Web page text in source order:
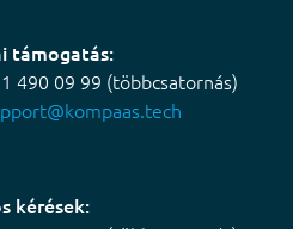
támogatás:
490 09 99 (többcsatornás)
kérések: